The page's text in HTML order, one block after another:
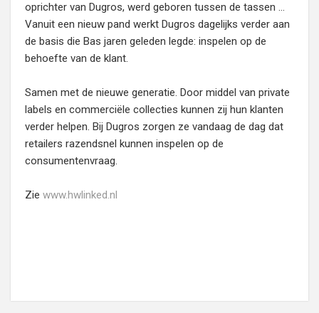
oprichter van Dugros, werd geboren tussen de tassen …
Vanuit een nieuw pand werkt Dugros dagelijks verder aan
de basis die Bas jaren geleden legde: inspelen op de
behoefte van de klant.
Samen met de nieuwe generatie. Door middel van private
labels en commerciële collecties kunnen zij hun klanten
verder helpen. Bij Dugros zorgen ze vandaag de dag dat
retailers razendsnel kunnen inspelen op de
consumentenvraag.
Zie www.hwlinked.nl